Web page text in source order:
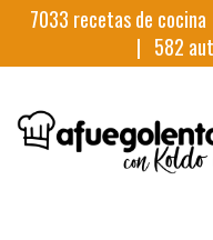
7033 recetas de
| 582